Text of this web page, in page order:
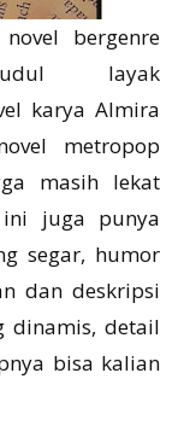
bergenre
layak
karya Almira
metropop
masih lekat
juga punya
segar, humor
dan deskripsi
dinamis, detail
bisa kalian